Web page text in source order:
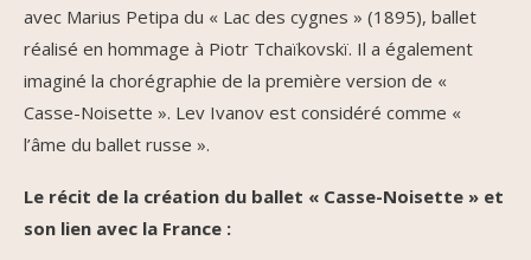
avec Marius Petipa du « Lac des cygnes » (1895), ballet
réalisé en hommage à Piotr Tchaïkovskï. Il a également
imaginé la chorégraphie de la première version de «
Casse-Noisette ». Lev Ivanov est considéré comme «
l’âme du ballet russe ».
Le récit de la création du ballet « Casse-Noisette » et
son lien avec la France :